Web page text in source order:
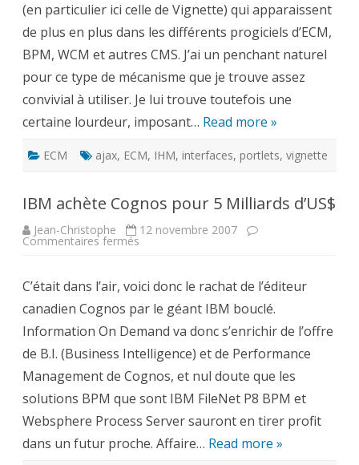
(en particulier ici celle de Vignette) qui apparaissent
de plus en plus dans les différents progiciels d’ECM,
BPM, WCM et autres CMS. J’ai un penchant naturel
pour ce type de mécanisme que je trouve assez
convivial à utiliser. Je lui trouve toutefois une
certaine lourdeur, imposant… Read more »
ECM ajax, ECM, IHM, interfaces, portlets, vignette
IBM achète Cognos pour 5 Milliards d’US$
Jean-Christophe 12 novembre 2007
Commentaires fermés
pour
5
Milliards
d’US$
C’était dans l’air, voici donc le rachat de l’éditeur
canadien Cognos par le géant IBM bouclé.
Information On Demand va donc s’enrichir de l’offre
de B.I. (Business Intelligence) et de Performance
Management de Cognos, et nul doute que les
solutions BPM que sont IBM FileNet P8 BPM et
Websphere Process Server sauront en tirer profit
dans un futur proche. Affaire… Read more »